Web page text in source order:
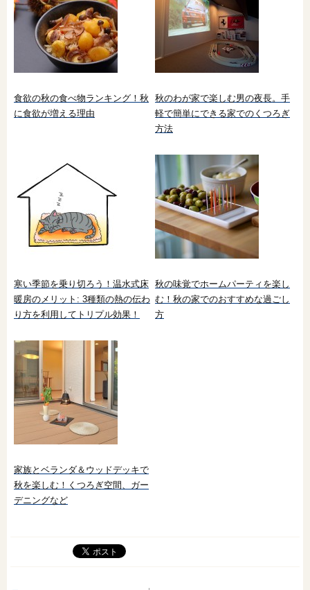
食欲の秋の食べ物ランキング！秋
に食欲が増える理由
秋のわが家で楽しむ男の夜長。手
軽で簡単にできる家でのくつろぎ
方法
寒い季節を乗り切ろう！温水式床
暖房のメリット: 3種類の熱の伝わ
り方を利用してトリプル効果！
秋の味覚でホームパーティを楽し
む！秋の家でのおすすめな過ごし
方
家族とベランダ＆ウッドデッキで
秋を楽しむ！くつろぎ空間、ガー
デニングなど